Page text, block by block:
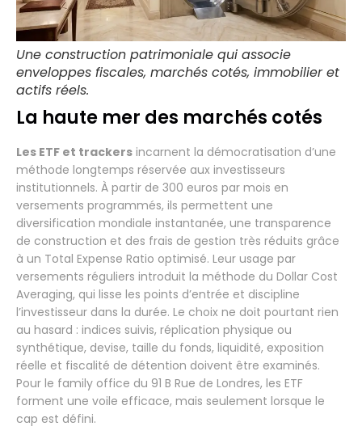
Une construction patrimoniale qui associe
enveloppes fiscales, marchés cotés, immobilier et
actifs réels.
La haute mer des marchés cotés
Les ETF et trackers incarnent la démocratisation d’une
méthode longtemps réservée aux investisseurs
institutionnels. À partir de 300 euros par mois en
versements programmés, ils permettent une
diversification mondiale instantanée, une transparence
de construction et des frais de gestion très réduits grâce
à un Total Expense Ratio optimisé. Leur usage par
versements réguliers introduit la méthode du Dollar Cost
Averaging, qui lisse les points d’entrée et discipline
l’investisseur dans la durée. Le choix ne doit pourtant rien
au hasard : indices suivis, réplication physique ou
synthétique, devise, taille du fonds, liquidité, exposition
réelle et fiscalité de détention doivent être examinés.
Pour le family office du 91 B Rue de Londres, les ETF
forment une voile efficace, mais seulement lorsque le
cap est défini.